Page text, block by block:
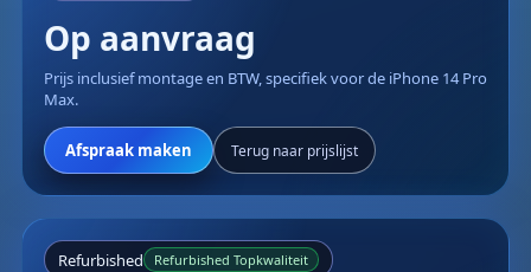
Op aanvraag
Prijs inclusief montage en BTW, specifiek voor de iPhone 14 Pro
Max.
Afspraak maken Terug naar prijslijst
Refurbished Refurbished Topkwaliteit